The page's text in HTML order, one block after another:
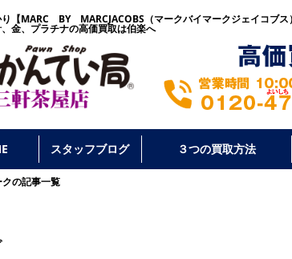
り【MARC BY MARCJACOBS（マークバイマークジェイコブ
金、プラチナの高価買取は伯楽へ
スタッフブログ ３つの買取方法
クの記事一覧